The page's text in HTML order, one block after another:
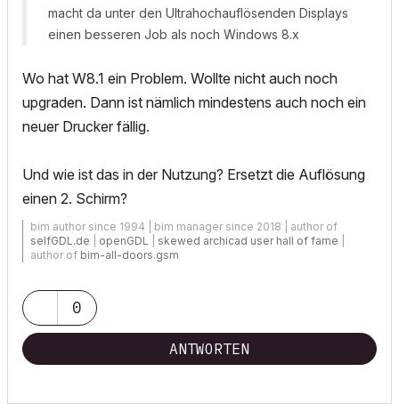
macht da unter den Ultrahochauflösenden Displays
einen besseren Job als noch Windows 8.x
Wo hat W8.1 ein Problem. Wollte nicht auch noch
upgraden. Dann ist nämlich mindestens auch noch ein
neuer Drucker fällig.
Und wie ist das in der Nutzung? Ersetzt die Auflösung
einen 2. Schirm?
bim author since 1994 | bim manager since 2018 | author of
selfGDL.de
openGDL skewed archicad user hall of fame
author of bim-all-doors.gsm
0
ANTWORTEN